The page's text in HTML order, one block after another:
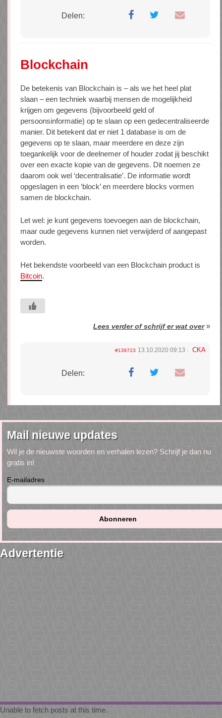
Delen:
Blockchain
De betekenis van Blockchain is – als we het heel plat
slaan – een techniek waarbij mensen de mogelijkheid
krijgen om gegevens (bijvoorbeeld geld of
persoonsinformatie) op te slaan op een gedecentraliseerde
manier. Dit betekent dat er niet 1 database is om de
gegevens op te slaan, maar meerdere en deze zijn
toegankelijk voor de deelnemer of houder zodat jij beschikt
over een exacte kopie van de gegevens. Dit noemen ze
daarom ook wel ‘decentralisatie’. De informatie wordt
opgeslagen in een ‘block’ en meerdere blocks vormen
samen de blockchain.
Let wel: je kunt gegevens toevoegen aan de blockchain,
maar oude gegevens kunnen niet verwijderd of aangepast
worden.
Het bekendste voorbeeld van een Blockchain product is
Bitcoin.
Lees verder of schrijf er wat over»
#139723 13.10.2020 09:13 CKA
Delen:
Mail nieuwe updates
Wil je de nieuwste woorden en verhalen lezen? Schrijf je dan nu
gratis in!
E-mailadres
Advertentie
Unable to fetch posts at this time.